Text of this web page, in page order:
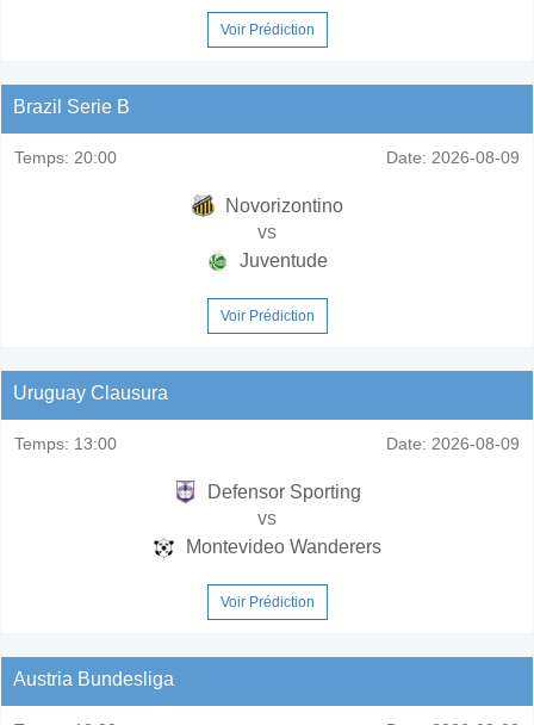
Voir Prédiction
Brazil Serie B
Temps: 20:00 Date: 2026-08-09
Novorizontino
vs
Juventude
Voir Prédiction
Uruguay Clausura
Temps: 13:00 Date: 2026-08-09
Defensor Sporting
vs
Montevideo Wanderers
Voir Prédiction
Austria Bundesliga